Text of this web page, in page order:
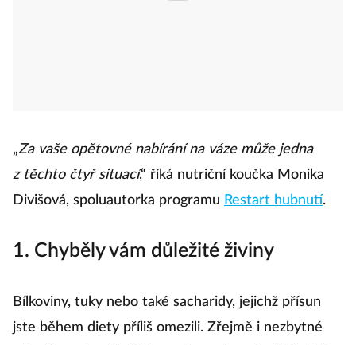
„Za vaše opětovné nabírání na váze může jedna
z těchto čtyř situací,“ říká nutriční koučka Monika
Divišová, spoluautorka programu Restart hubnutí.
1. Chyběly vám důležité živiny
Bílkoviny, tuky nebo také sacharidy, jejichž přísun
jste během diety příliš omezili. Zřejmě i nezbytné